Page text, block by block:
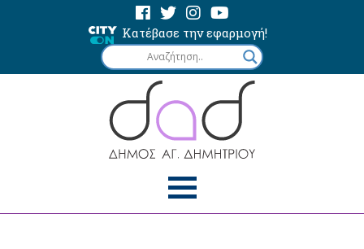
Κατέβασε την εφαρμογή!